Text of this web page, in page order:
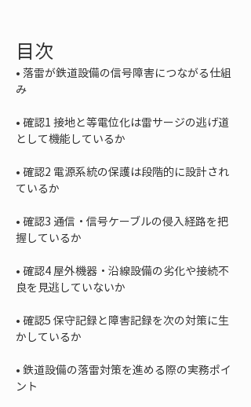
目次
• 落雷が鉄道設備の信号障害につながる仕組
• 確認1 接地と等電位化は雷サージの逃げ道
• 確認2 電源系統の保護は段階的に設計され
• 確認3 通信・信号ケーブルの侵入経路を把
• 確認4 屋外機器・沿線設備の劣化や接続不
• 確認5 保守記録と障害記録を次の対策に生
• 鉄道設備の落雷対策を進める際の実務ポイ